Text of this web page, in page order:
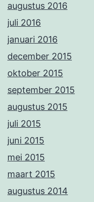
augustus 2016
juli 2016
januari 2016
december 2015
oktober 2015
september 2015
augustus 2015
juli 2015
juni 2015
mei 2015
maart 2015
augustus 2014